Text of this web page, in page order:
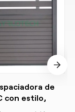
de
con estilo,